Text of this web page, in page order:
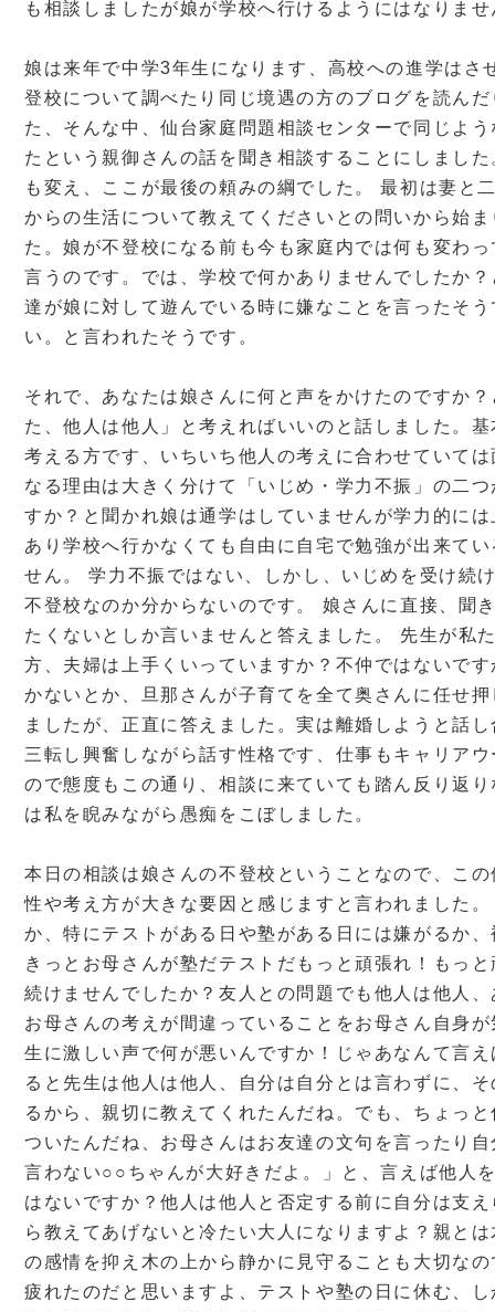
も相談しましたが娘が学校へ行けるようにはなりま
娘は来年で中学3年生になります、高校への進学はさ
登校について調べたり同じ境遇の方のブログを読ん
た、そんな中、仙台家庭問題相談センターで同じよ
たという親御さんの話を聞き相談することにしまし
も変え、ここが最後の頼みの綱でした。 最初は妻と
からの生活について教えてくださいとの問いから始
た。娘が不登校になる前も今も家庭内では何も変わ
言うのです。では、学校で何かありませんでしたか
達が娘に対して遊んでいる時に嫌なことを言ったそ
い。と言われたそうです。
それで、あなたは娘さんに何と声をかけたのですか
た、他人は他人」と考えればいいのと話しました。
考える方です、いちいち他人の考えに合わせていて
なる理由は大きく分けて「いじめ・学力不振」の二
すか？と聞かれ娘は通学はしていませんが学力的に
あり学校へ行かなくても自由に自宅で勉強が出来て
せん。 学力不振ではない、しかし、いじめを受け続
不登校なのか分からないのです。 娘さんに直接、聞
たくないとしか言いませんと答えました。 先生が私
方、夫婦は上手くいっていますか？不仲ではないで
かないとか、旦那さんが子育てを全て奥さんに任せ
ましたが、正直に答えました。実は離婚しようと話
三転し興奮しながら話す性格です、仕事もキャリア
ので態度もこの通り、相談に来ていても踏ん反り返
は私を睨みながら愚痴をこぼしました。
本日の相談は娘さんの不登校ということなので、こ
性や考え方が大きな要因と感じますと言われました
か、特にテストがある日や塾がある日には嫌がるか
きっとお母さんが塾だテストだもっと頑張れ！もっ
続けませんでしたか？友人との問題でも他人は他人
お母さんの考えが間違っていることをお母さん自身
生に激しい声で何が悪いんですか！じゃあなんて言
ると先生は他人は他人、自分は自分とは言わずに、
るから、親切に教えてくれたんだね。でも、ちょっ
ついたんだね、お母さんはお友達の文句を言ったり
言わない○○ちゃんが大好きだよ。」と、言えば他人
はないですか？他人は他人と否定する前に自分は支
ら教えてあげないと冷たい大人になりますよ？親と
の感情を抑え木の上から静かに見守ることも大切な
疲れたのだと思いますよ、テストや塾の日に休む、